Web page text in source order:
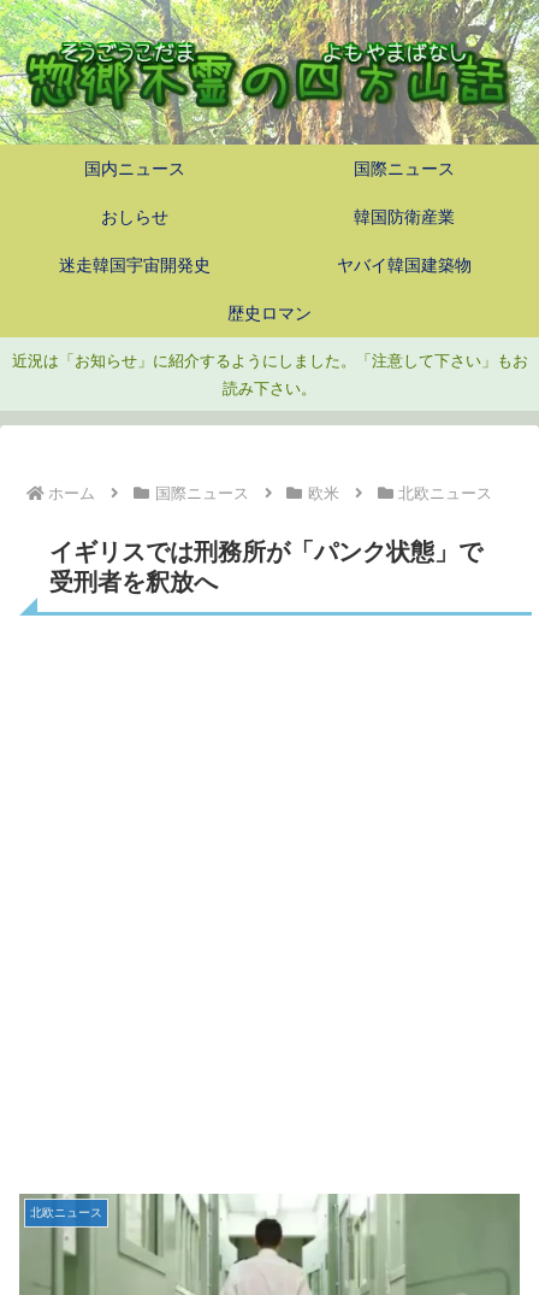
国内ニュース 国際ニュース
おしらせ 韓国防衛産業
迷走韓国宇宙開発史 ヤバイ韓国建築物
歴史ロマン
近況は「お知らせ」に紹介するようにしました。「注意して下さい」もお
読み下さい。
ホーム 国際ニュース 欧米 北欧ニュース
イギリスでは刑務所が「パンク状態」で
受刑者を釈放へ
北欧ニュース